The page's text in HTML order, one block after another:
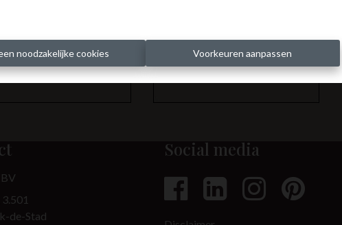
noodzakelijke cookies Voorkeuren aanpassen
de-Stad
Social media